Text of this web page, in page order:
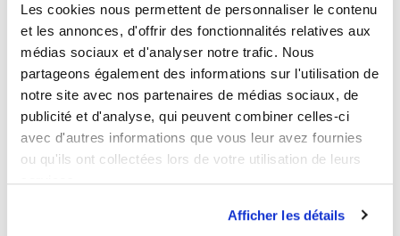
Les cookies nous permettent de personnaliser le contenu
et les annonces, d'offrir des fonctionnalités relatives aux
médias sociaux et d'analyser notre trafic. Nous
partageons également des informations sur l'utilisation de
notre site avec nos partenaires de médias sociaux, de
publicité et d'analyse, qui peuvent combiner celles-ci
avec d'autres informations que vous leur avez fournies
ou qu'ils ont collectées lors de votre utilisation de leurs
services.
Afficher les détails
www.loterie.lupermet également de jouer
en ligne aux grands jeux de tirage et à des
jeux de grattage dédiés.